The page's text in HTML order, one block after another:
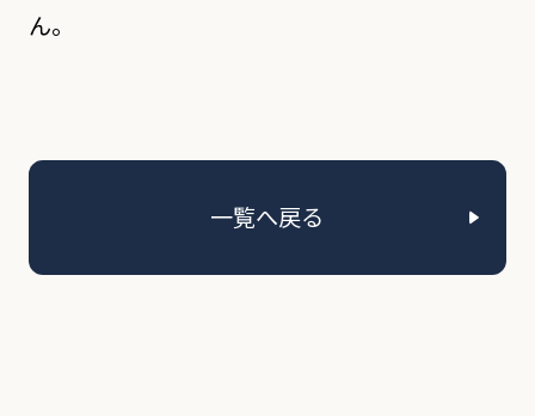
ん。
一覧へ戻る